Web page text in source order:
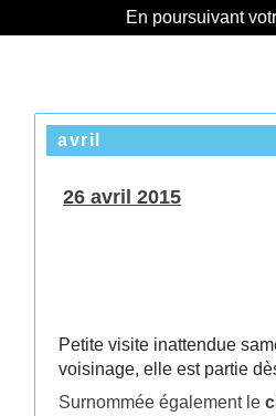
En poursuivant
avril
26 avril 2015
Petite visite inattendue
voisinage, elle est partie
Surnommée également le